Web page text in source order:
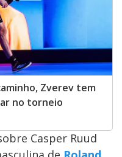
Zverev tem
no torneio
Casper Ruud